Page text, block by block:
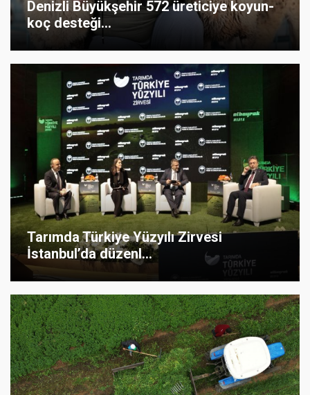
Denizli Büyükşehir 572 üreticiye koyun-
koç desteği...
Tarımda Türkiye Yüzyılı Zirvesi
İstanbul’da düzenl...